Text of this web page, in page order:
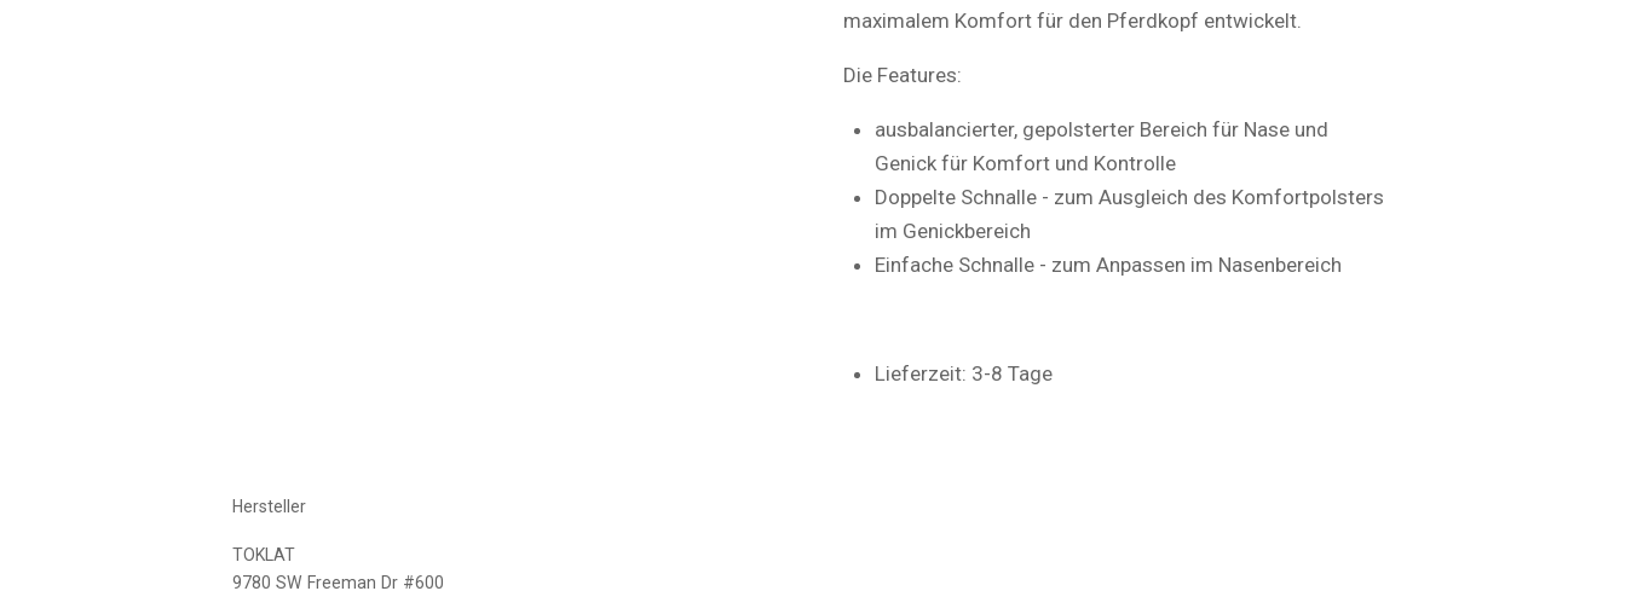
maximalem Komfort für den Pferdkopf entwickelt.
Die Features:
ausbalancierter, gepolsterter Bereich für Nase und
Genick für Komfort und Kontrolle
Doppelte Schnalle - zum Ausgleich des Komfortpolsters
im Genickbereich
Einfache Schnalle - zum Anpassen im Nasenbereich
Lieferzeit: 3-8 Tage
Hersteller
TOKLAT
9780 SW Freeman Dr #600